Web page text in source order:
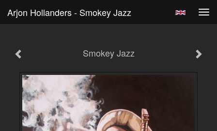
Arjon Hollanders - Smokey Jazz
Smokey Jazz